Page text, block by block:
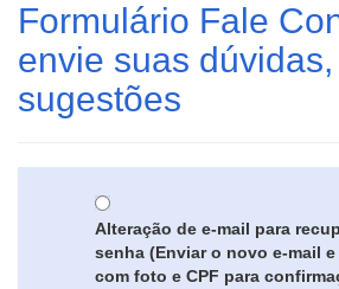
Formulário Fale
envie suas
sugestões
Alteração de e-mail para
senha (Enviar o novo e-mail
com foto e CPF para